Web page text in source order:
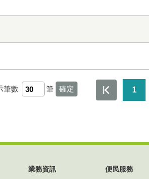
筆數 筆 1
業務資訊 便民服務